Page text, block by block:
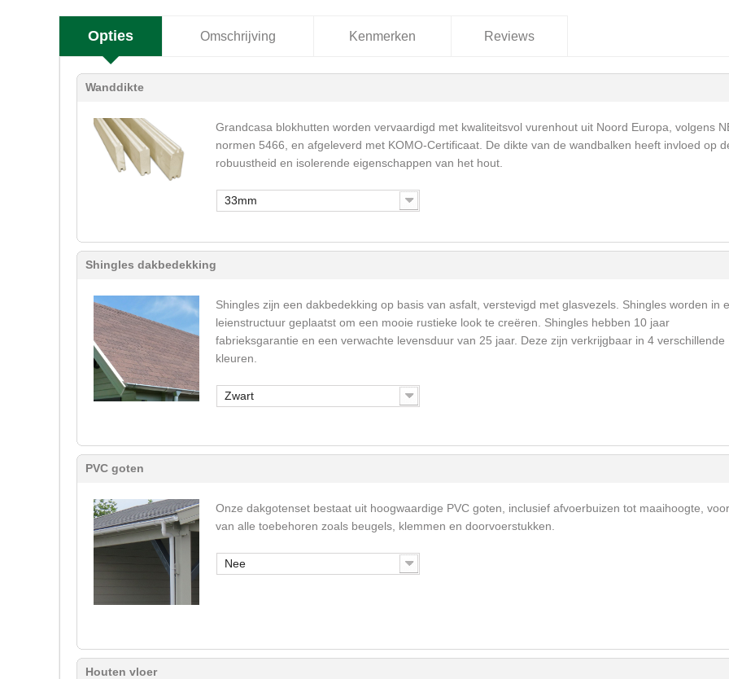
Opties Omschrijving Kenmerken Reviews
Wanddikte
Grandcasa blokhutten worden vervaardigd met kwaliteitsvol vurenhout uit Noord Europa, volgens
normen 5466, en afgeleverd met KOMO-Certificaat. De dikte van de wandbalken heeft invloed op
robuustheid en isolerende eigenschappen van het hout.
33mm
Shingles dakbedekking
Shingles zijn een dakbedekking op basis van asfalt, verstevigd met glasvezels. Shingles worden in
leienstructuur geplaatst om een mooie rustieke look te creëren. Shingles hebben 10 jaar
fabrieksgarantie en een verwachte levensduur van 25 jaar. Deze zijn verkrijgbaar in 4 verschillende
kleuren.
Zwart
PVC goten
Onze dakgotenset bestaat uit hoogwaardige PVC goten, inclusief afvoerbuizen tot maaihoogte,
van alle toebehoren zoals beugels, klemmen en doorvoerstukken.
Nee
Houten vloer